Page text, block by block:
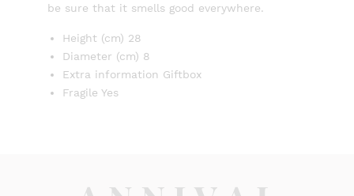
be sure that it smells good everywhere.
Height (cm) 28
Diameter (cm) 8
Extra information Giftbox
Fragile Yes